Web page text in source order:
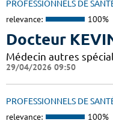
PROFESSIONNELS DE
relevance: 100%
Docteur
Médecin autres
29/04/2026 09:50
PROFESSIONNELS DE
relevance: 100%